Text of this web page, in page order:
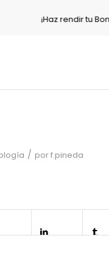
¡Haz rendir tu
/ porf.pineda